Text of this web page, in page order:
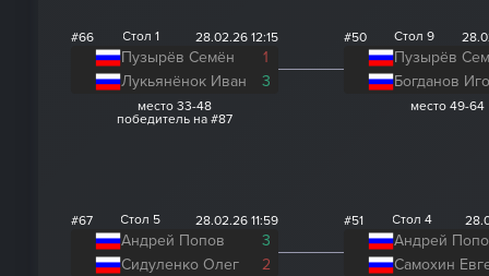
#66 Стол 1 28.02.26 12:15
Пузырёв Семён
1
Лукьянёнок Иван
3
место 33-48
победитель на #87
#67 Стол 5 28.02.26 11:59
Андрей Попов
3
Сидуленко Олег
2
#50 Стол 9
Пузырёв
Богданов
место 49-64
#51 Стол 4
Андрей
Самохин